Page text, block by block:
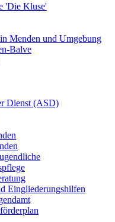
'Die Kluse'
Menden und Umgebung
Balve
Dienst (ASD)
Eingliederungshilfen